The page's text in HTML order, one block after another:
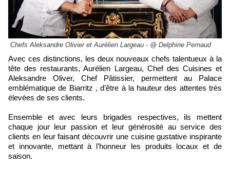
Chefs Aleksandre Olivier et Aurélien Largeau - @ Delphine Pernaud
Avec ces distinctions, les deux nouveaux chefs talentueux à la
tête des restaurants, Aurélien Largeau, Chef des Cuisines et
Aleksandre Oliver, Chef Pâtissier, permettent au Palace
emblématique de Biarritz , d’être à la hauteur des attentes très
élevées de ses clients.
Ensemble et avec leurs brigades respectives, ils mettent
chaque jour leur passion et leur générosité au service des
clients en leur faisant découvrir une cuisine gustative inspirante
et innovante, mettant à l’honneur les produits locaux et de
saison.